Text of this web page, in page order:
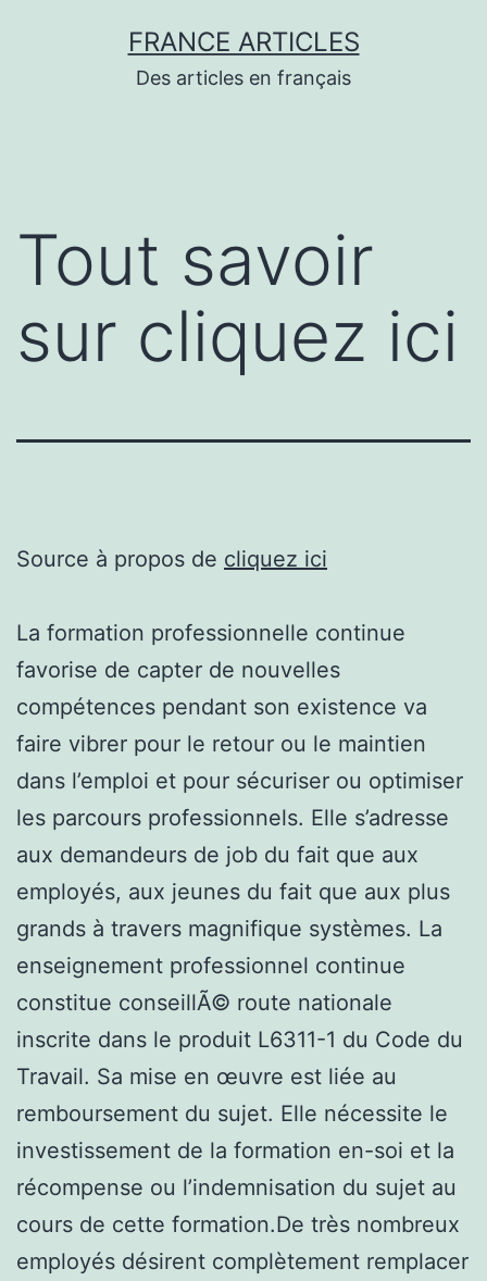
FRANCE ARTICLES
Des articles en français
Tout savoir
sur cliquez ici
Source à propos de cliquez ici
La formation professionnelle continue
favorise de capter de nouvelles
compétences pendant son existence va
faire vibrer pour le retour ou le maintien
dans l’emploi et pour sécuriser ou optimiser
les parcours professionnels. Elle s’adresse
aux demandeurs de job du fait que aux
employés, aux jeunes du fait que aux plus
grands à travers magnifique systèmes. La
enseignement professionnel continue
constitue conseillÃ© route nationale
inscrite dans le produit L6311-1 du Code du
Travail. Sa mise en œuvre est liée au
remboursement du sujet. Elle nécessite le
investissement de la formation en-soi et la
récompense ou l’indemnisation du sujet au
cours de cette formation.De très nombreux
employés désirent complètement remplacer